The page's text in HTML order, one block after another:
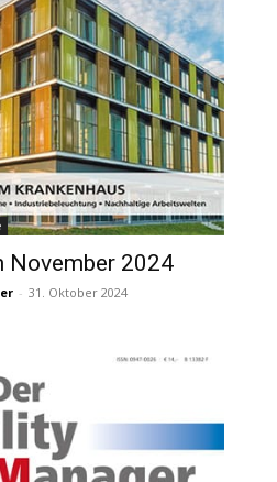
November 2024
- 31. Oktober 2024